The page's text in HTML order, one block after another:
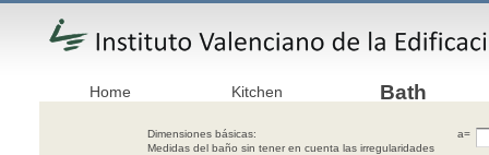
Home Kitchen Bath
Dimensiones básicas:
Medidas del baño sin tener en cuenta las irregularidades
a=